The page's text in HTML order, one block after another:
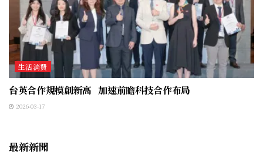
生活消費
台英合作規模創新高 加速前瞻科技合作布局
2026-03-17
最新新聞